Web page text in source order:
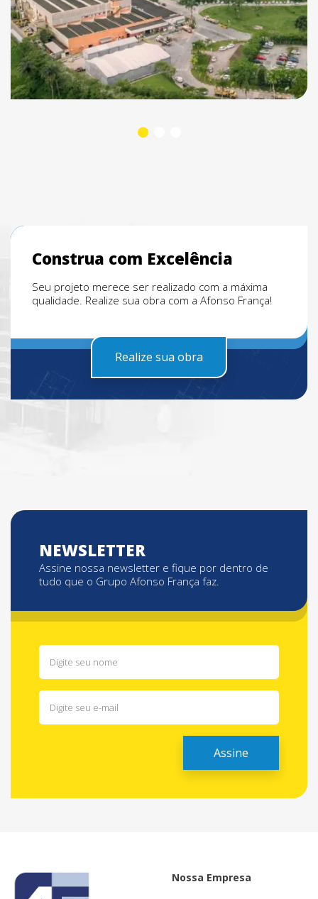
Construa com Excelência
Seu projeto merece ser realizado com a máxima
qualidade. Realize sua obra com a Afonso França!
Realize sua obra
NEWSLETTER
Assine nossa newsletter e fique por dentro de
tudo que o Grupo Afonso França faz.
Nossa Empresa